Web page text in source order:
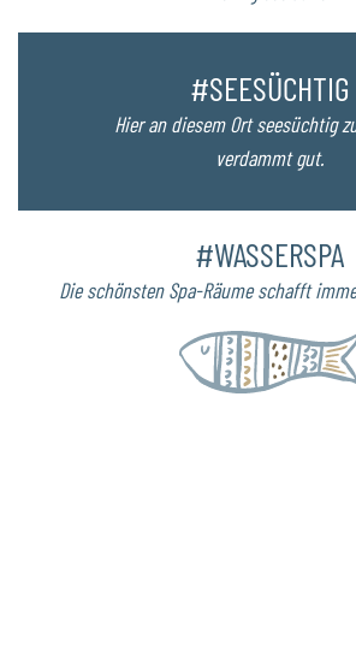
#SEESÜCHTIG
Hier an diesem Ort seesüchtig
verdammt gut.
#WASSERSPA
Die schönsten Spa-Räume schafft